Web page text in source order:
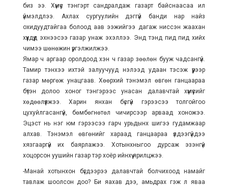
биз ээ. Хүмүүс тэнгэрт сандралдаж газарт байснаасаа илүү
үймэлдлээ. Ахлах сургуулийн дэггүй банди нар найз
охидуудтайгаа болоод аав ээжийгээ дагаж ниссэн жаахан
хүүхдүүд эхнээсээ газар унаж эхэллээ. Энд тэнд пид пид хийх
чимээ шөнөжин үргэлжилжээ.
Ямар ч аргаар оролдоод хэн ч газар зөөлөн бууж чадсангүй.
Тамир тэнхээ ихтэй залуучууд нэлээд удаан тэсэж үүрээр
газар мөргөж унацгаав. Хөөрхий тэнэмэл өвгөн ганцаараа
бүтэн долоо хоног тэнгэрээс унасан далавчтай хүмүүсийг
хөдөөлүүлжээ. Харин янхан бүсгүй гэрээсээ толгойгоо
цухуйлгасангүй, бөмбөгнөтөл чичирсээр арваад хоножээ.
Эцэст нь нэг юм гэрээсээ гарч урьдынх шигээ гудамжаар
алхав. Тэнэмэл өвгөнийг хараад ганцаараа үлдээгүйдээ
хязгааргүй их баярлажээ. Хотынхныгоо дурсаж эзэнгүй
хоцорсон уушийн газар тэр хоёр ийнхүү ярилцжээ.
-Манай хотынхон бүгдээрээ далавчтай болчихоод намайг
тавлаж шоолсон доо? Би яахав дээ, амьдрах гэж л яваа